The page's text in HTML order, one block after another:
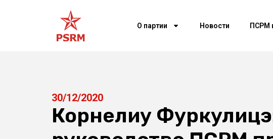
О партии Новости ПСРМ
30/12/2020
Корнелиу